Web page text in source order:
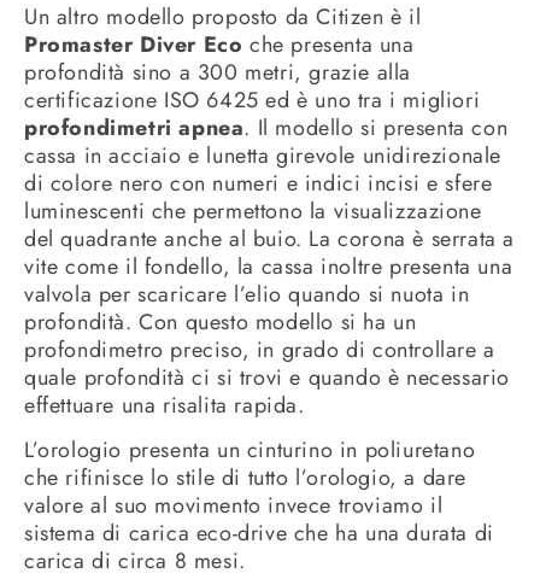
Un altro modello proposto da Citizen è il
Promaster Diver Eco che presenta una
profondità sino a 300 metri, grazie alla
certificazione ISO 6425 ed è uno tra i migliori
profondimetri apnea. Il modello si presenta con
cassa in acciaio e lunetta girevole unidirezionale
di colore nero con numeri e indici incisi e sfere
luminescenti che permettono la visualizzazione
del quadrante anche al buio. La corona è serrata a
vite come il fondello, la cassa inoltre presenta una
valvola per scaricare l’elio quando si nuota in
profondità. Con questo modello si ha un
profondimetro preciso, in grado di controllare a
quale profondità ci si trovi e quando è necessario
effettuare una risalita rapida.
L’orologio presenta un cinturino in poliuretano
che rifinisce lo stile di tutto l’orologio, a dare
valore al suo movimento invece troviamo il
sistema di carica eco-drive che ha una durata di
carica di circa 8 mesi.